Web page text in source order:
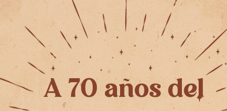
A 70 años del